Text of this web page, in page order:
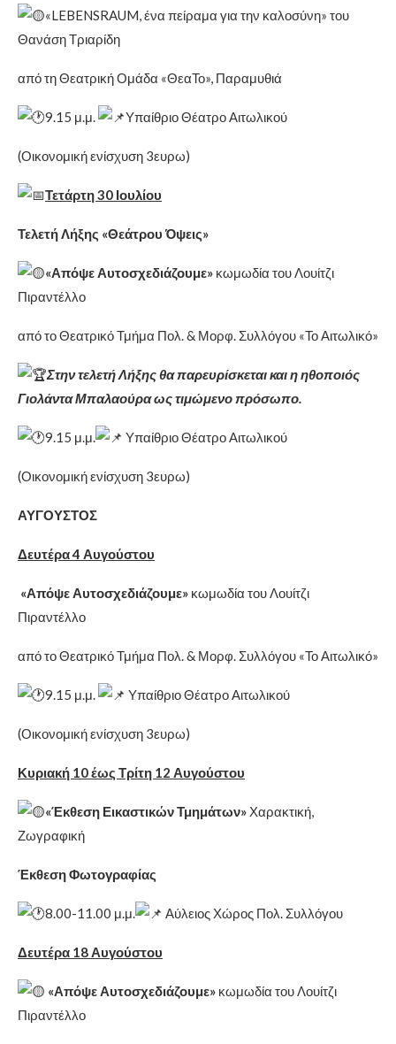
«LEBENSRAUM, ένα πείραμα για την καλοσύνη» του
Θανάση Τριαρίδη
από τη Θεατρική Ομάδα «ΘεαΤο», Παραμυθιά
9.15 μ.μ. Υπαίθριο Θέατρο Αιτωλικού
(Οικονομική ενίσχυση 3ευρω)
Τετάρτη 30 Ιουλίου
Τελετή Λήξης «Θεάτρου Όψεις»
«Απόψε Αυτοσχεδιάζουμε» κωμωδία του Λουίτζι
Πιραντέλλο
από το Θεατρικό Τμήμα Πολ. & Μορφ. Συλλόγου «Το Αιτωλικό»
Στην τελετή Λήξης θα παρευρίσκεται και η ηθοποιός
Γιολάντα Μπαλαούρα ως τιμώμενο πρόσωπο.
9.15 μ.μ. Υπαίθριο Θέατρο Αιτωλικού
(Οικονομική ενίσχυση 3ευρω)
ΑΥΓΟΥΣΤΟΣ
Δευτέρα 4 Αυγούστου
«Απόψε Αυτοσχεδιάζουμε» κωμωδία του Λουίτζι
Πιραντέλλο
από το Θεατρικό Τμήμα Πολ. & Μορφ. Συλλόγου «Το Αιτωλικό»
9.15 μ.μ. Υπαίθριο Θέατρο Αιτωλικού
(Οικονομική ενίσχυση 3ευρω)
Κυριακή 10 έως Τρίτη 12 Αυγούστου
«Έκθεση Εικαστικών Τμημάτων» Χαρακτική,
Ζωγραφική
Έκθεση Φωτογραφίας
8.00-11.00 μ.μ. Αύλειος Χώρος Πολ. Συλλόγου
Δευτέρα 18 Αυγούστου
«Απόψε Αυτοσχεδιάζουμε» κωμωδία του Λουίτζι
Πιραντέλλο